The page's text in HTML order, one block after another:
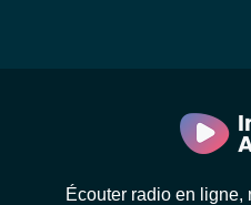
Écouter radio en ligne,